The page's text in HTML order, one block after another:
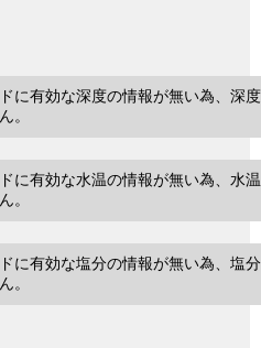
に有効な深度の情報が無い為、深
。
に有効な水温の情報が無い為、水
。
に有効な塩分の情報が無い為、塩
。